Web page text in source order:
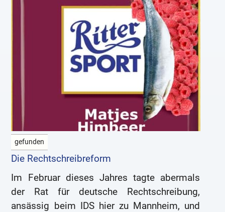
gefunden
Die Rechtschreibreform
Im Februar dieses Jahres tagte abermals
der Rat für deutsche Rechtschreibung,
ansässig beim IDS hier zu Mannheim, und